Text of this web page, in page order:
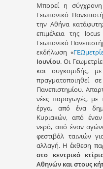
Μπορεί η
Γεωπονικό
την Αθήνα
επιμέλεια της
Γεωπονικό
εκδήλωση «
Ιουνίου. Οι
και συγκομιδής,
πραγματοποιηθεί
Πανεπιστημίου.
νέες παραγωγές, με
έργα, από ένα
Κυριακών, από
νερό, από έναν
φεστιβάλ ταινιών
αλλαγή. Η έκθεση
στο κεντρικό
Αθηνών και στους